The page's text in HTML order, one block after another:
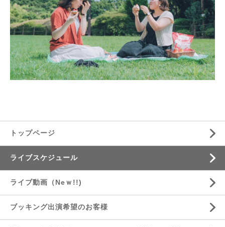
トップページ
ライブスケジュール
ライブ動画（Neｗ!!)
ブッキング出演希望のお客様